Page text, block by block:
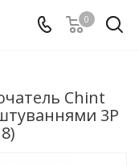
0
Chint
3P